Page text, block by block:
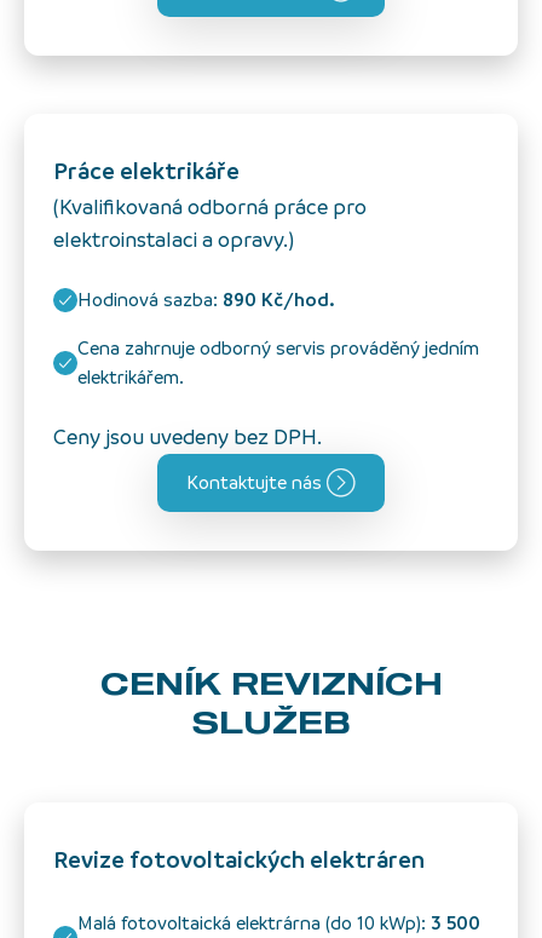
Práce elektrikáře
(Kvalifikovaná odborná práce pro
elektroinstalaci a opravy.)
Hodinová sazba: 890 Kč/hod.
Cena zahrnuje odborný servis prováděný jedním
elektrikářem.
Ceny jsou uvedeny bez DPH.
Kontaktujte nás
CENÍK REVIZNÍCH
SLUŽEB
Revize fotovoltaických elektráren
Malá fotovoltaická elektrárna (do 10 kWp): 3 500